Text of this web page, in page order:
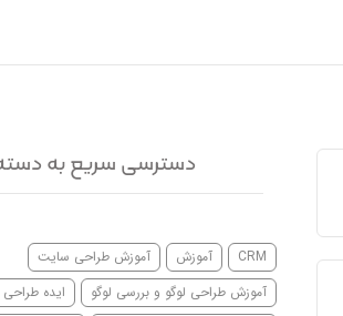
دسترسی سریع به
CRM آموزش
آموزش طراحی سایت
آموزش طراحی لوگو و بررسی لوگو
ایده طراحی